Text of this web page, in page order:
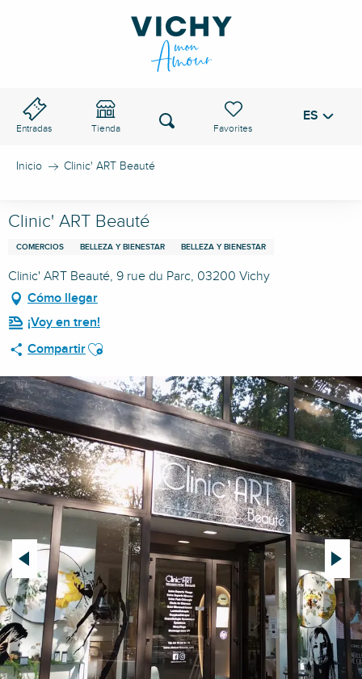
Entradas Tienda
Voir les favoris
Buscar ES
Inicio Clinic' ART Beauté
Clinic' ART Beauté
COMERCIOS BELLEZA Y BIENESTAR BELLEZA Y BIENESTAR
Clinic' ART Beauté, 9 rue du Parc, 03200 Vichy
Cómo llegar
¡Voy en tren!
CompartirAjouter aux favoris